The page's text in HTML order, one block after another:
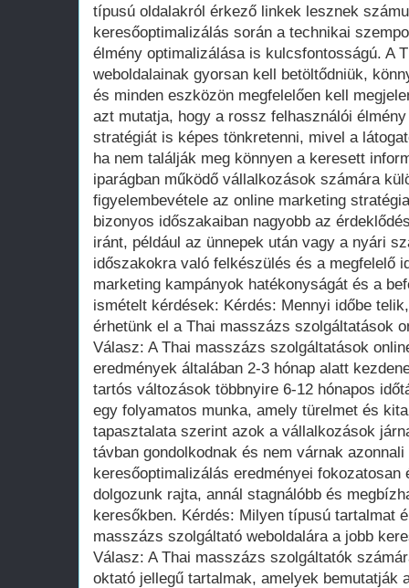
típusú oldalakról érkező linkek lesznek
keresőoptimalizálás során a technikai
élmény optimalizálása is kulcsfontosságú. A
weboldalainak gyorsan kell betöltődniük,
és minden eszközön megfelelően kell
azt mutatja, hogy a rossz felhasználói
stratégiát is képes tönkretenni, mivel a
ha nem találják meg könnyen a keresett
iparágban működő vállalkozások számára
figyelembevétele az online marketing
bizonyos időszakaiban nagyobb az
iránt, például az ünnepek után vagy a nyári
időszakokra való felkészülés és a megfelelő
marketing kampányok hatékonyságát és a
ismételt kérdések: Kérdés: Mennyi időbe
érhetünk el a Thai masszázs szolgáltatások
Válasz: A Thai masszázs szolgáltatások
eredmények általában 2-3 hónap alatt
tartós változások többnyire 6-12 hónapos
egy folyamatos munka, amely türelmet és
tapasztalata szerint azok a vállalkozások
távban gondolkodnak és nem várnak
keresőoptimalizálás eredményei fokozatosan
dolgozunk rajta, annál stagnálóbb és
keresőkben. Kérdés: Milyen típusú tartalmat
masszázs szolgáltató weboldalára a jobb
Válasz: A Thai masszázs szolgáltatók
oktató jellegű tartalmak, amelyek bemutatják